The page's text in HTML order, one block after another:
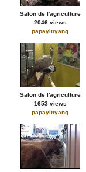
Salon de l'agriculture
2046 views
papayinyang
Salon de l'agriculture
1653 views
papayinyang